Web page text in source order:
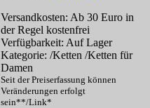
Versandkosten: Ab 30 Euro in
der Regel kostenfrei
Verfügbarkeit: Auf Lager
Kategorie: /Ketten /Ketten für
Damen
Seit der Preiserfassung können
Veränderungen erfolgt
sein**/Link*